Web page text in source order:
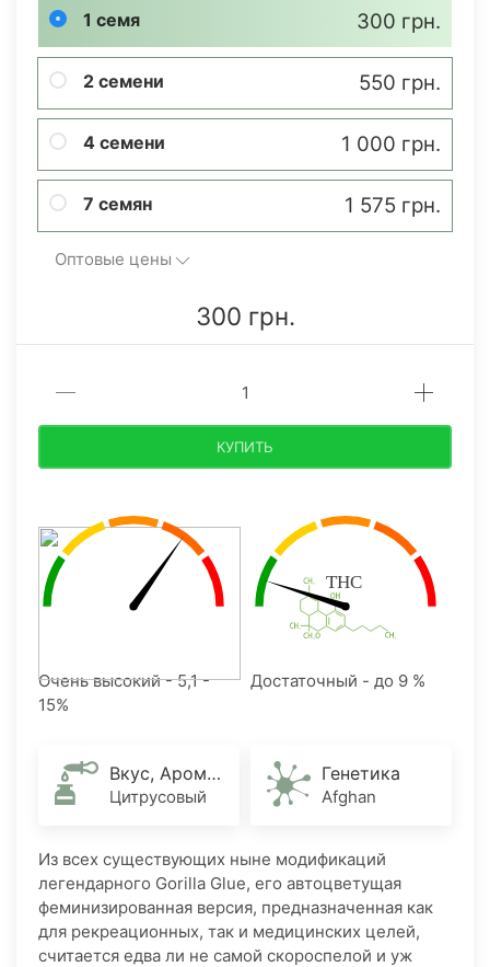
1 семя 300 грн.
2 семени 550 грн.
4 семени 1 000 грн.
7 семян 1 575 грн.
Оптовые цены
300 грн.
КУПИТЬ
Очень высокий - 5,1 -
15%
Достаточный - до 9 %
Вкус, Аромат
Цитрусовый
Генетика
Afghan
Из всех существующих ныне модификаций
легендарного Gorilla Glue, его автоцветущая
феминизированная версия, предназначенная как
для рекреационных, так и медицинских целей,
считается едва ли не самой скороспелой и уж